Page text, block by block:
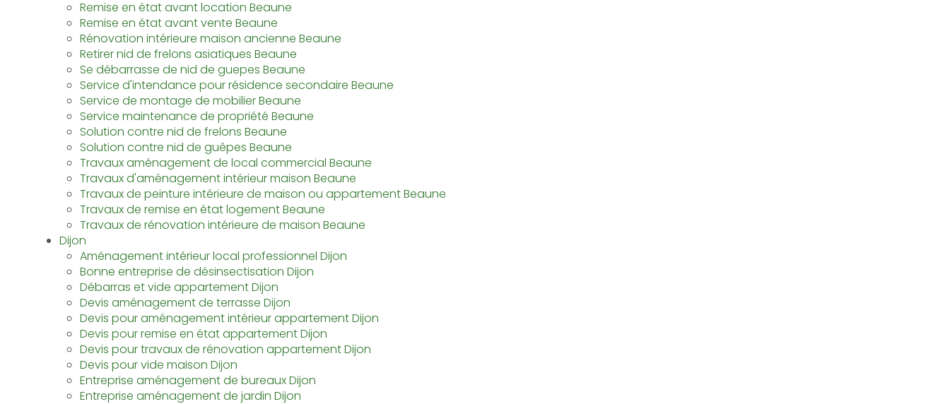
Remise en état avant location Beaune
Remise en état avant vente Beaune
Rénovation intérieure maison ancienne Beaune
Retirer nid de frelons asiatiques Beaune
Se débarrasse de nid de guepes Beaune
Service d'intendance pour résidence secondaire Beaune
Service de montage de mobilier Beaune
Service maintenance de propriété Beaune
Solution contre nid de frelons Beaune
Solution contre nid de guêpes Beaune
Travaux aménagement de local commercial Beaune
Travaux d'aménagement intérieur maison Beaune
Travaux de peinture intérieure de maison ou appartement Beaune
Travaux de remise en état logement Beaune
Travaux de rénovation intérieure de maison Beaune
Dijon
Aménagement intérieur local professionnel Dijon
Bonne entreprise de désinsectisation Dijon
Débarras et vide appartement Dijon
Devis aménagement de terrasse Dijon
Devis pour aménagement intérieur appartement Dijon
Devis pour remise en état appartement Dijon
Devis pour travaux de rénovation appartement Dijon
Devis pour vide maison Dijon
Entreprise aménagement de bureaux Dijon
Entreprise aménagement de jardin Dijon